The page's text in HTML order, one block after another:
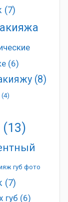
(7)
(6)
(8)
(4)
(13)
губ фото
(7)
губ (6)